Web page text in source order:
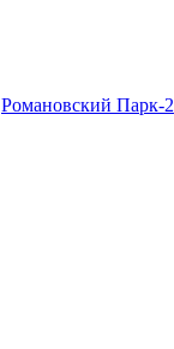
Романовский Парк-2